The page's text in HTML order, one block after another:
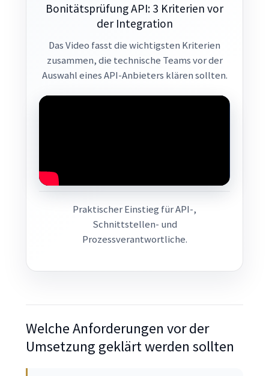
Bonitätsprüfung API: 3 Kriterien vor
der Integration
Das Video fasst die wichtigsten Kriterien
zusammen, die technische Teams vor der
Auswahl eines API-Anbieters klären sollten.
Praktischer Einstieg für API-,
Schnittstellen- und
Prozessverantwortliche.
Welche Anforderungen vor der
Umsetzung geklärt werden sollten